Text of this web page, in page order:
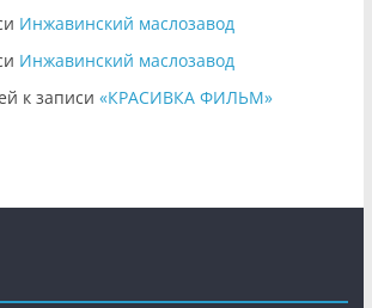
Инжавинский маслозавод
Инжавинский маслозавод
к записи «КРАСИВКА ФИЛЬМ»